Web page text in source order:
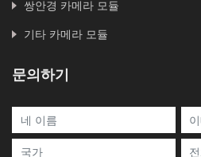
쌍안경 카메라 모듈
기타 카메라 모듈
문의하기